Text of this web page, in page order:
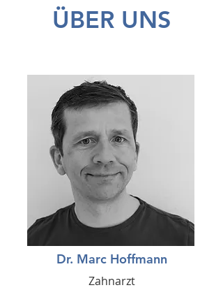
Dr. Marc Hoffmann
Zahnarzt
ÜBER UNS